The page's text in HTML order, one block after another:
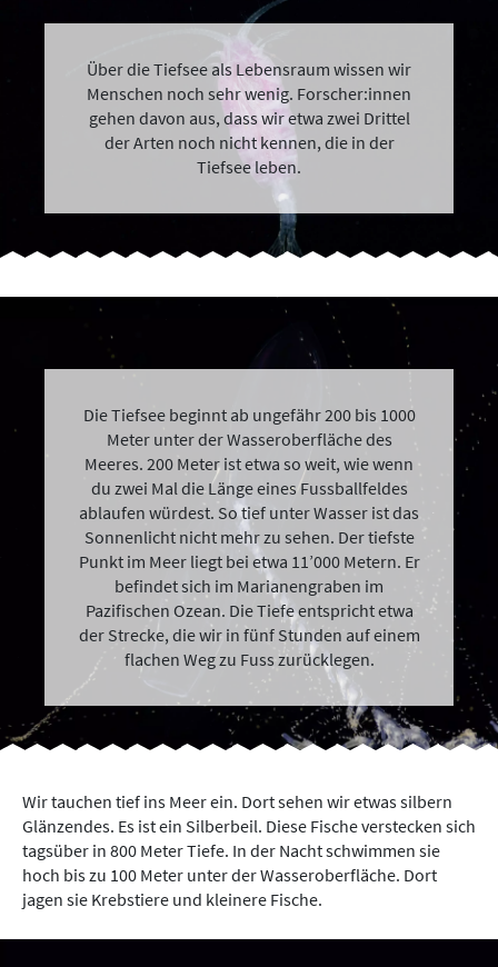
Über die Tiefsee als Lebensraum wissen wir
Menschen noch sehr wenig. Forscher:innen
gehen davon aus, dass wir etwa zwei Drittel
der Arten noch nicht kennen, die in der
Tiefsee leben.
Die Tiefsee beginnt ab ungefähr 200 bis 1000
Meter unter der Wasseroberfläche des
Meeres. 200 Meter ist etwa so weit, wie wenn
du zwei Mal die Länge eines Fussballfeldes
ablaufen würdest. So tief unter Wasser ist das
Sonnenlicht nicht mehr zu sehen. Der tiefste
Punkt im Meer liegt bei etwa 11’000 Metern. Er
befindet sich im Marianengraben im
Pazifischen Ozean. Die Tiefe entspricht etwa
der Strecke, die wir in fünf Stunden auf einem
flachen Weg zu Fuss zurücklegen.
Wir tauchen tief ins Meer ein. Dort sehen wir etwas silbern
Glänzendes. Es ist ein Silberbeil. Diese Fische verstecken sich
tagsüber in 800 Meter Tiefe. In der Nacht schwimmen sie
hoch bis zu 100 Meter unter der Wasseroberfläche. Dort
jagen sie Krebstiere und kleinere Fische.